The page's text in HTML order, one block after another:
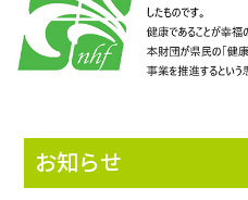
お知らせ